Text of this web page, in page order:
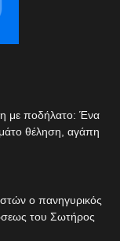
με ποδήλατο: Ένα
θέληση, αγάπη
ο πανηγυρικός
του Σωτήρος